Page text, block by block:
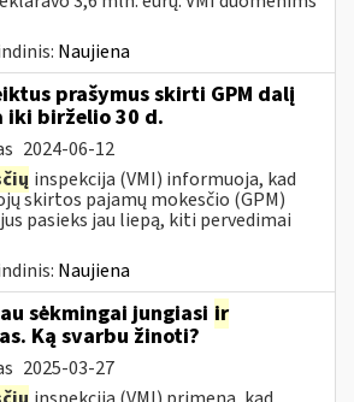
Naujiena
prašymus skirti GPM dalį
iki birželio 30 d.
2024-06-12
inspekcija (VMI) informuoja, kad
skirtos pajamų mokesčio (GPM)
pasieks jau liepą, kiti pervedimai
Naujiena
sėkmingai jungiasi ir
Ką svarbu žinoti?
2025-03-27